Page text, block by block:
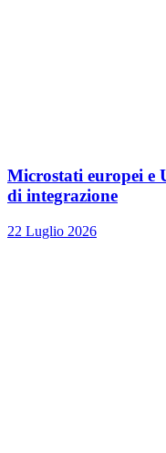
Microstati europei e
di integrazione
22 Luglio 2026